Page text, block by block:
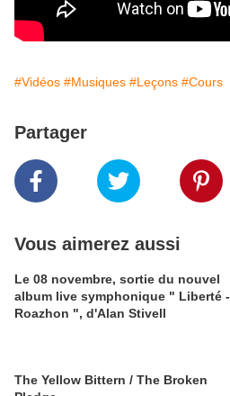
#Vidéos #Musiques #Leçons #Cours
Partager
Vous aimerez aussi
Le 08 novembre, sortie du nouvel
album live symphonique " Liberté -
Roazhon ", d'Alan Stivell
The Yellow Bittern / The Broken